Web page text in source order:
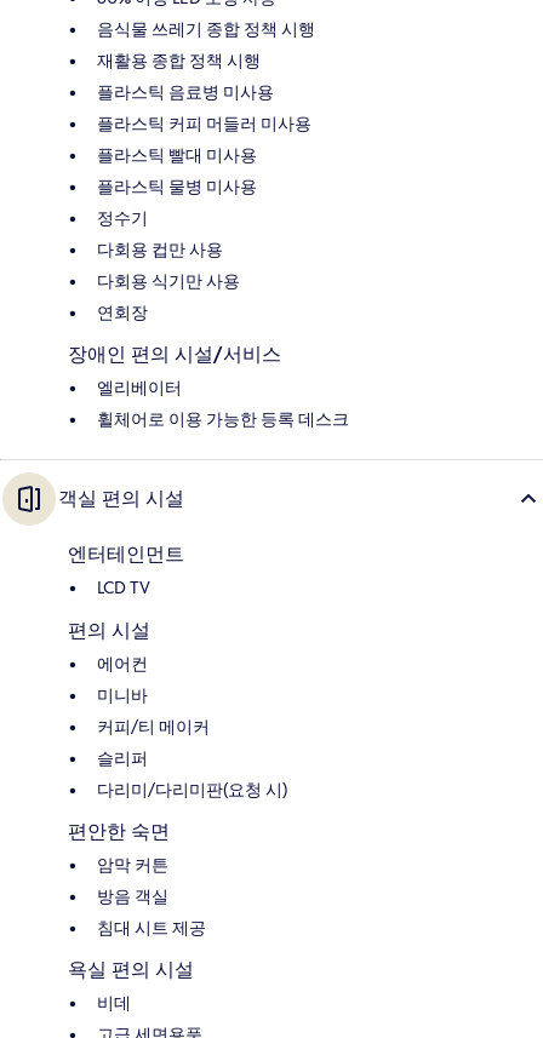
음식물 쓰레기 종합 정책 시행
재활용 종합 정책 시행
플라스틱 음료병 미사용
플라스틱 커피 머들러 미사용
플라스틱 빨대 미사용
플라스틱 물병 미사용
정수기
다회용 컵만 사용
다회용 식기만 사용
연회장
장애인 편의 시설/서비스
엘리베이터
휠체어로 이용 가능한 등록 데스크
객실 편의 시설
엔터테인먼트
LCD TV
편의 시설
에어컨
미니바
커피/티 메이커
슬리퍼
다리미/다리미판(요청 시)
편안한 숙면
암막 커튼
방음 객실
침대 시트 제공
욕실 편의 시설
비데